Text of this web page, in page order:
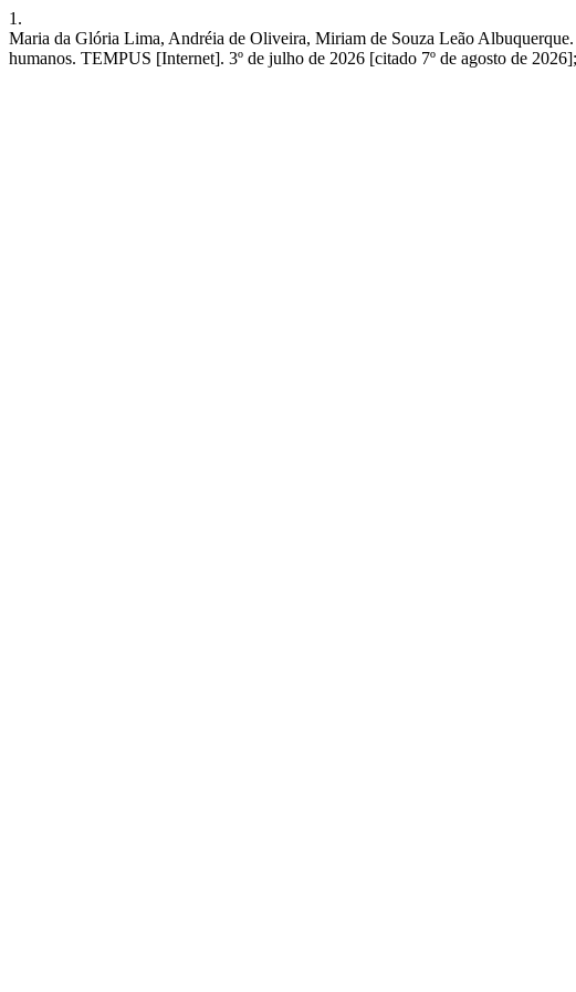
1.
Maria da Glória Lima, Andréia de Oliveira, Miriam de Souza Leão
humanos. TEMPUS [Internet]. 3º de julho de 2026 [citado 7º de agosto de